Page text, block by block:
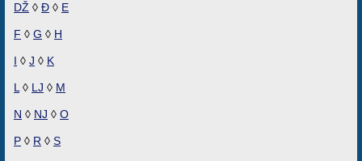
DŽ ◊ Đ ◊ E
F ◊ G ◊ H
I ◊ J ◊ K
L ◊ LJ ◊ M
N ◊ NJ ◊ O
P ◊ R ◊ S